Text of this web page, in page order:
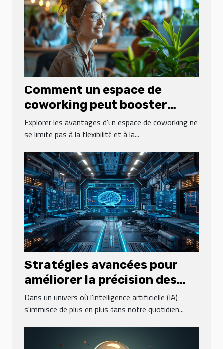
Comment un espace de
coworking peut booster
votre réseau professionnel
Explorer les avantages d'un espace de coworking ne
se limite pas à la flexibilité et à la...
Stratégies avancées pour
améliorer la précision des
détecteurs d'IA
Dans un univers où l'intelligence artificielle (IA)
s'immisce de plus en plus dans notre quotidien...